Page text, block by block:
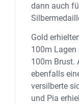
dann auch
Gold
100m Lagen
100m Brust.
ebenfalls
versilberte
und Pia